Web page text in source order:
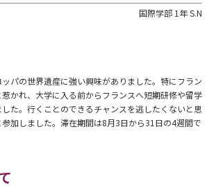
国際学部 1年 S.N
パの世界遺産に強い興味がありました。特にフラン
かれ、大学に入る前からフランスへ短期研修や留学
た。行くことのできるチャンスを逃したくないと思
加しました。滞在期間は8月3日から31日の4週間で